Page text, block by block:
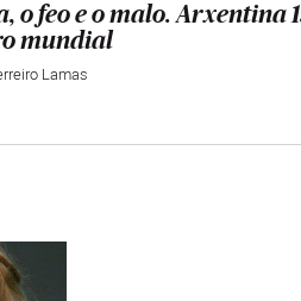
o feo e o malo. Arxentina
mundial
Lamas